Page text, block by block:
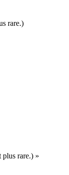
rare.)
plus rare.) »